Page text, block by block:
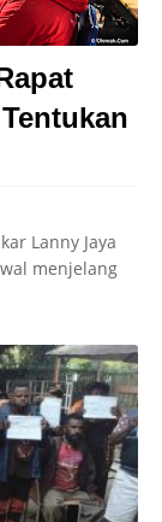
Lanny Jaya
menjelang